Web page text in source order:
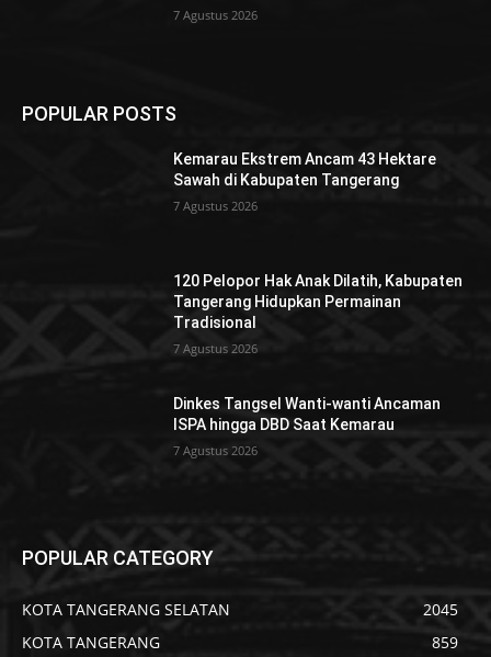
7 Agustus 2026
POPULAR POSTS
Kemarau Ekstrem Ancam 43 Hektare
Sawah di Kabupaten Tangerang
7 Agustus 2026
120 Pelopor Hak Anak Dilatih, Kabupaten
Tangerang Hidupkan Permainan
Tradisional
7 Agustus 2026
Dinkes Tangsel Wanti-wanti Ancaman
ISPA hingga DBD Saat Kemarau
7 Agustus 2026
POPULAR CATEGORY
KOTA TANGERANG SELATAN
2045
KOTA TANGERANG
859